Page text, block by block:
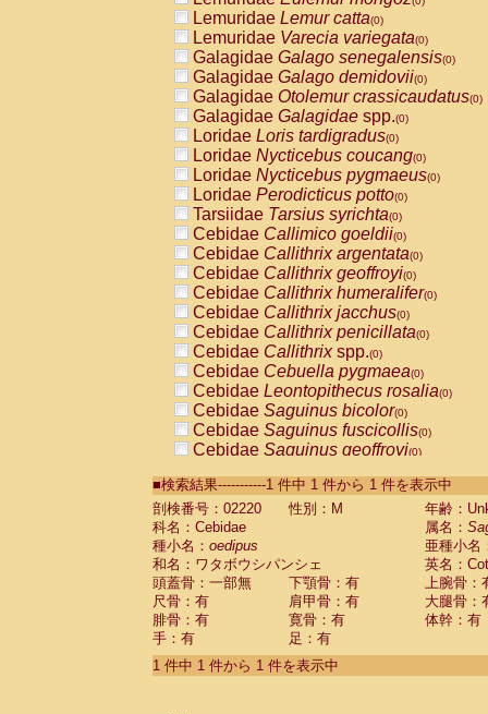
Lemuridae Lemur catta(0)
Lemuridae Varecia variegata(0)
Galagidae Galago senegalensis(0)
Galagidae Galago demidovii(0)
Galagidae Otolemur crassicaudatus(0)
Galagidae Galagidae spp.(0)
Loridae Loris tardigradus(0)
Loridae Nycticebus coucang(0)
Loridae Nycticebus pygmaeus(0)
Loridae Perodicticus potto(0)
Tarsiidae Tarsius syrichta(0)
Cebidae Callimico goeldii(0)
Cebidae Callithrix argentata(0)
Cebidae Callithrix geoffroyi(0)
Cebidae Callithrix humeralifer(0)
Cebidae Callithrix jacchus(0)
Cebidae Callithrix penicillata(0)
Cebidae Callithrixspp.(0)
Cebidae Cebuella pygmaea(0)
Cebidae Leontopithecus rosalia(0)
Cebidae Saguinus bicolor(0)
Cebidae Saguinus fuscicollis(0)
Cebidae Saguinus geoffroyi(0)
CebidaeSaguinus labiatus(0)
Cebidae Saguinus leucopus (0)
Cebidae
Cebidae
CebidaeSaguinus nigricollis (0)
Cebidae Saguinus oedipus
Cebidae Saguinus weddelli
Cebidae Saguinusspp.
Cebidae Aotus trivirgatus
Cebidae Cebus albifrons
■検索結果-----------1 件中 1 件から 1 件を表示中
剖検番号：02220
性別：M
年齢：
科名：Cebidae
属名：
種小名： oedipus
亜種小名
和名：ワタボウシパンシェ
英名：
頭蓋骨：一部無
下顎骨：有
上腕骨：
尺骨：有
肩甲骨：有
大腿骨：
腓骨：有
寛骨：有
体幹：有
手：有
足：有
1 件中 1 件から 1 件を表示中